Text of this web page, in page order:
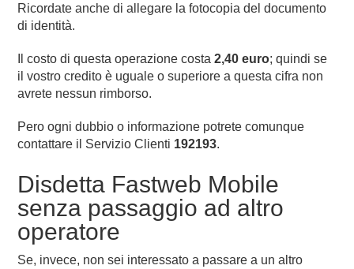
Ricordate anche di allegare la fotocopia del documento
di identità.
Il costo di questa operazione costa2,40 euro; quindi se
il vostro credito è uguale o superiore a questa cifra non
avrete nessun rimborso.
Pero ogni dubbio o informazione potrete comunque
contattare il Servizio Clienti 192193.
Disdetta Fastweb Mobile
senza passaggio ad altro
operatore
Se, invece, non sei interessato a passare a un altro